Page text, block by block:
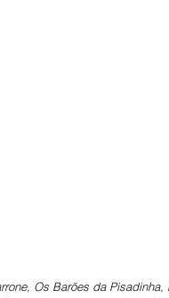
Os Barões da